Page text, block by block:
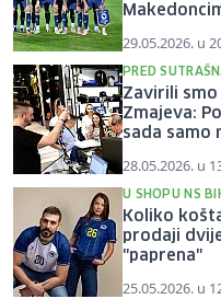
29.05.2026. u
PRED
Zavirili smo
Zmajeva:
sada samo
28.05.2026. u
U SHOPU NS
Koliko
prodaji
"paprena"
25.05.2026. u